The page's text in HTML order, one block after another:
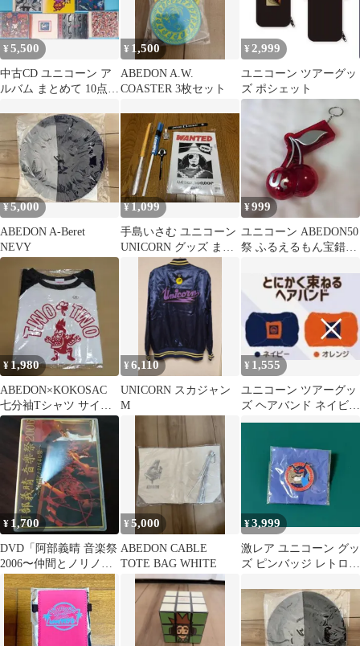
¥5,500
中古CD ユニコーン ア
ルバム まとめて 10点
民生
¥ 1,500
ABEDON A.W.
COASTER 3枚セット
¥ 2,999
ユニコーン ツアーグッ
ズ ポシェット
¥5,000
ABEDON A-Beret
NEVY
¥1,099
手島いさむ ユニコーン
UNICORN グッズ まと
めて テッシー
¥999
ユニコーン ABEDON50
祭 ふるえるもん宝錯乱
¥ 1,980
ABEDON×KOKOSAC
七分袖Tシャツ サイン
入りポストカード付き
¥6,110
UNICORN スカジャン
M
¥ 1,555
ユニコーン ツアーグッ
ズ ヘアバンド ネイビー
未開封新品
¥ 1,700
DVD「阿部義晴 音楽祭
2006〜仲間とノリノリ
40 祭〜」阿部義晴
¥5,000
ABEDON CABLE
TOTE BAG WHITE
¥3,999
激レア ユニコーン グッ
ズ ピンバッジ レトロ
UNICORN